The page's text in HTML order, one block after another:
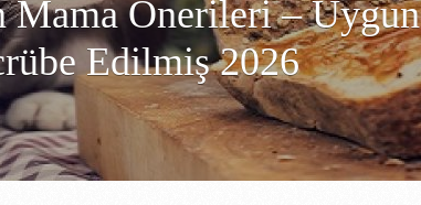
Önerileri – Uygun
Edilmiş 2026